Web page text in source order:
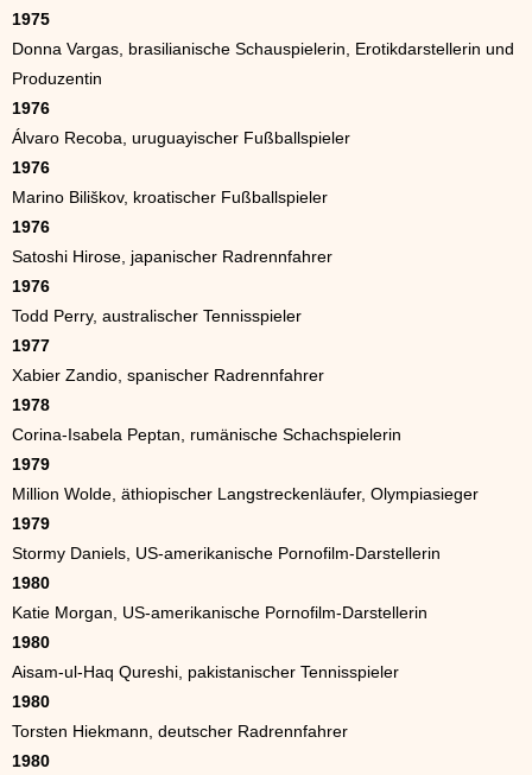
1975
Donna Vargas, brasilianische Schauspielerin, Erotikdarstellerin und
Produzentin
1976
Álvaro Recoba, uruguayischer Fußballspieler
1976
Marino Biliškov, kroatischer Fußballspieler
1976
Satoshi Hirose, japanischer Radrennfahrer
1976
Todd Perry, australischer Tennisspieler
1977
Xabier Zandio, spanischer Radrennfahrer
1978
Corina-Isabela Peptan, rumänische Schachspielerin
1979
Million Wolde, äthiopischer Langstreckenläufer, Olympiasieger
1979
Stormy Daniels, US-amerikanische Pornofilm-Darstellerin
1980
Katie Morgan, US-amerikanische Pornofilm-Darstellerin
1980
Aisam-ul-Haq Qureshi, pakistanischer Tennisspieler
1980
Torsten Hiekmann, deutscher Radrennfahrer
1980